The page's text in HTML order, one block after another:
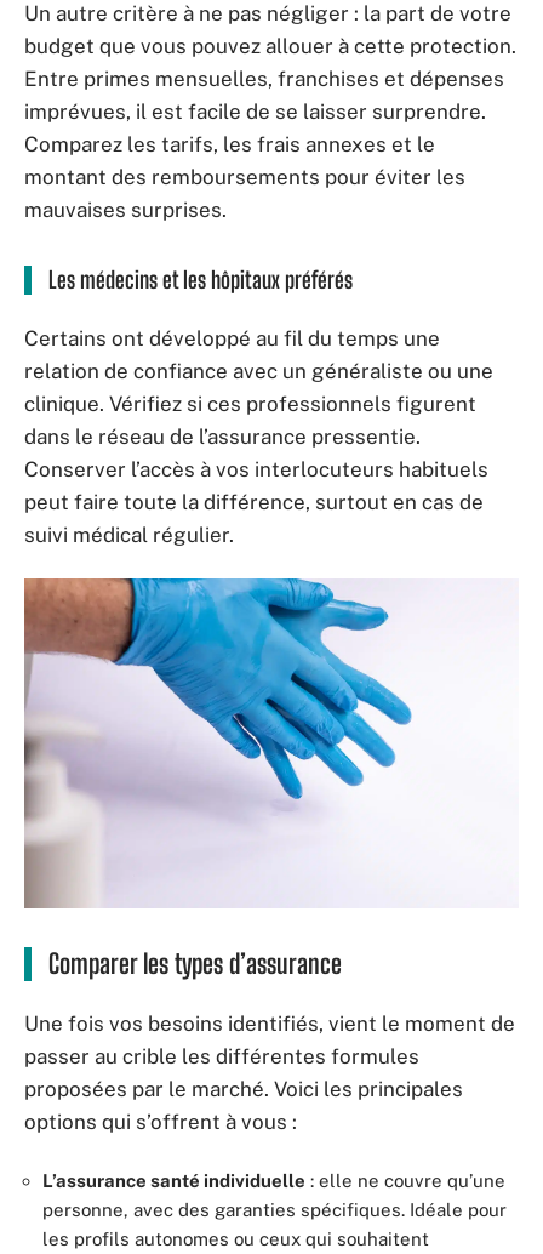
Un autre critère à ne pas négliger : la part de votre
budget que vous pouvez allouer à cette protection.
Entre primes mensuelles, franchises et dépenses
imprévues, il est facile de se laisser surprendre.
Comparez les tarifs, les frais annexes et le
montant des remboursements pour éviter les
mauvaises surprises.
Les médecins et les hôpitaux préférés
Certains ont développé au fil du temps une
relation de confiance avec un généraliste ou une
clinique. Vérifiez si ces professionnels figurent
dans le réseau de l’assurance pressentie.
Conserver l’accès à vos interlocuteurs habituels
peut faire toute la différence, surtout en cas de
suivi médical régulier.
Comparer les types d’assurance
Une fois vos besoins identifiés, vient le moment de
passer au crible les différentes formules
proposées par le marché. Voici les principales
options qui s’offrent à vous :
L’assurance santé individuelle : elle ne couvre qu’une
personne, avec des garanties spécifiques. Idéale pour
les profils autonomes ou ceux qui souhaitent